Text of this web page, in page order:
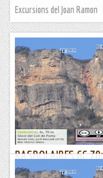
Excursions del Joan Ramon
RASBOLAIRES 6C
PORTA-MONTROIG